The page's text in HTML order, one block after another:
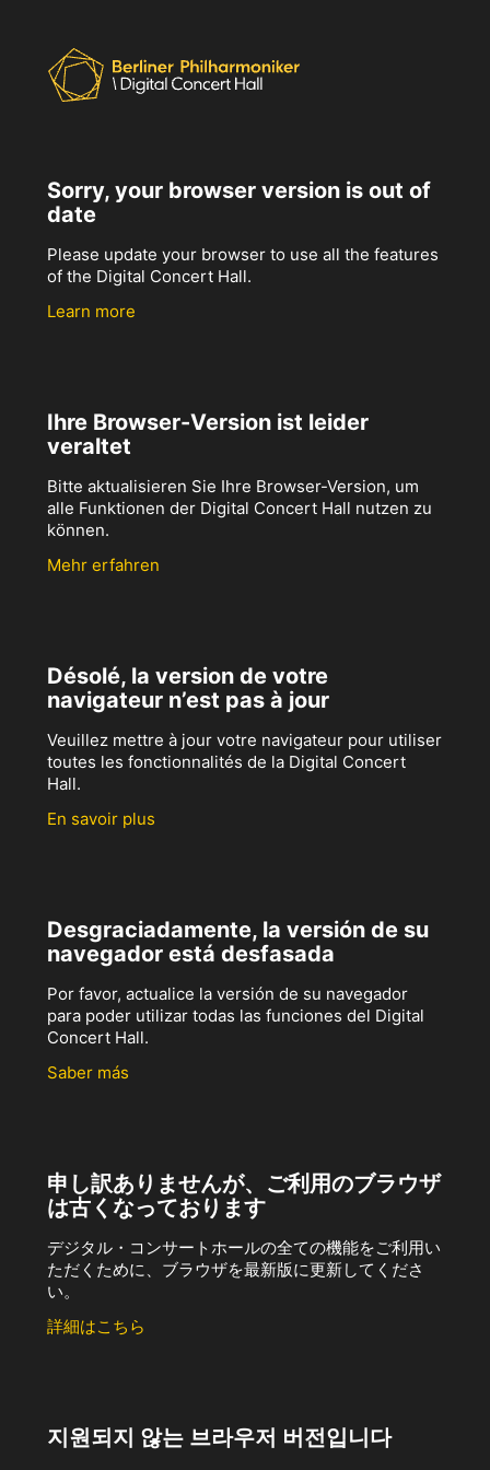
Sorry, your browser version is out of
date
Please update your browser to use all the features
of the Digital Concert Hall.
Learn more
Ihre Browser-Version ist leider
veraltet
Bitte aktualisieren Sie Ihre Browser-Version, um
alle Funktionen der Digital Concert Hall nutzen zu
können.
Mehr erfahren
Désolé, la version de votre
navigateur n’est pas à jour
Veuillez mettre à jour votre navigateur pour utiliser
toutes les fonctionnalités de la Digital Concert
Hall.
En savoir plus
Desgraciadamente, la versión de su
navegador está desfasada
Por favor, actualice la versión de su navegador
para poder utilizar todas las funciones del Digital
Concert Hall.
Saber más
申し訳ありませんが、ご利用のブラウザ
は古くなっております
デジタル・コンサートホールの全ての機能をご利用い
ただくために、ブラウザを最新版に更新してくださ
い。
詳細はこちら
지원되지 않는 브라우저 버전입니다